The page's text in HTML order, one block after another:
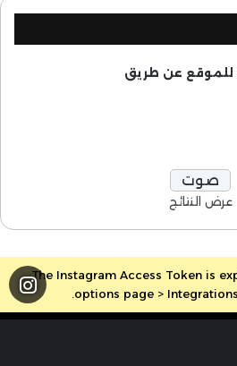
عن طريق
عرض النتائج
The Instagram Access Token is
options page >